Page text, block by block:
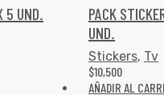
5 UND.
PACK
UND.
Stickers, Tv
$10,500
AÑADIR AL